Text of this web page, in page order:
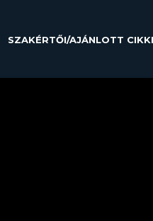
SZAKÉRTŐI/AJÁNLOTT